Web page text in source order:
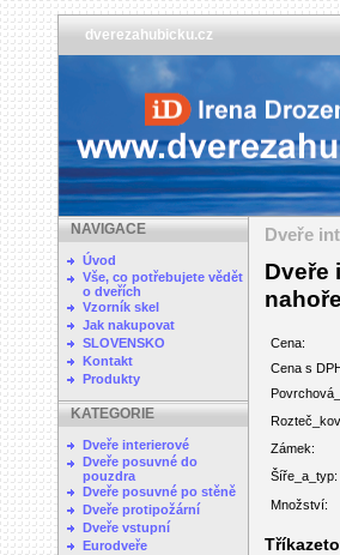
dverezahubicku.cz
NAVIGACE
Úvod
Vše, co potřebujete vědět
o dveřích
Vzorník skel
Jak nakupovat
SLOVENSKO
Kontakt
Produkty
KATEGORIE
Dveře interierové
Dveře posuvné do
pouzdra
Dveře posuvné po stěně
Dveře protipožární
Dveře vstupní
Eurodveře
Dveře
Dveře
Cena:
Cena s
Zámek:
Šíře_a_typ:
Množství: